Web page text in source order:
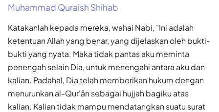
Muhammad Quraish Shihab
Katakanlah kepada mereka, wahai Nabi, "Ini adalah
ketentuan Allah yang benar, yang dijelaskan oleh bukti-
bukti yang nyata. Maka tidak pantas aku meminta
penengah selain Dia, untuk menengahi antara aku dan
kalian. Padahal, Dia telah memberikan hukum dengan
menurunkan al-Qur'ân sebagai hujjah bagiku atas
kalian. Kalian tidak mampu mendatangkan suatu surat